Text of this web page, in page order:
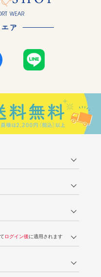
ります。問い合わせフォーム
ログイン後に適用されます